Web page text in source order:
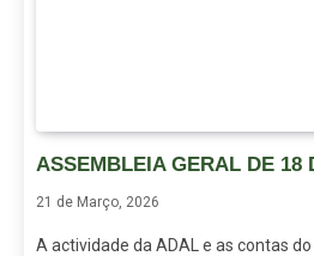
ASSEMBLEIA GERAL DE 18
21 de Março, 2026
A actividade da ADAL e as contas